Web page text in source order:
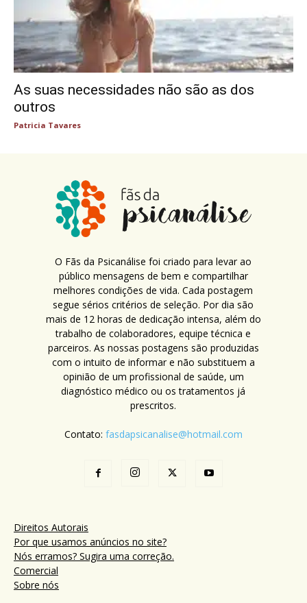
As suas necessidades não são as dos
outros
Patricia Tavares
O Fãs da Psicanálise foi criado para levar ao
público mensagens de bem e compartilhar
melhores condições de vida. Cada postagem
segue sérios critérios de seleção. Por dia são
mais de 12 horas de dedicação intensa, além do
trabalho de colaboradores, equipe técnica e
parceiros. As nossas postagens são produzidas
com o intuito de informar e não substituem a
opinião de um profissional de saúde, um
diagnóstico médico ou os tratamentos já
prescritos.
Contato: fasdapsicanalise@hotmail.com
Direitos Autorais
Por que usamos anúncios no site?
Nós erramos? Sugira uma correção.
Comercial
Sobre nós